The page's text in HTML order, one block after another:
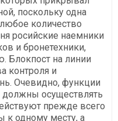
поскольку одна
количество
росийские наемники
и бронетехники,
Блокпост на линии
контроля и
Очевидно, функции
должны осуществлять
прежде всего
к одному месту, а